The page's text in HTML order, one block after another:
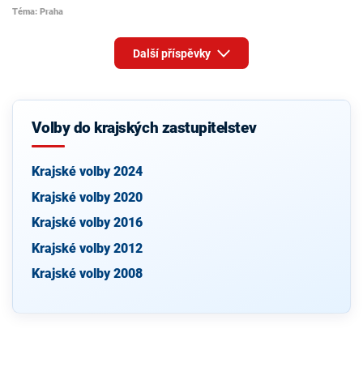
Téma: Praha
Další příspěvky
Volby do krajských zastupitelstev
Krajské volby 2024
Krajské volby 2020
Krajské volby 2016
Krajské volby 2012
Krajské volby 2008